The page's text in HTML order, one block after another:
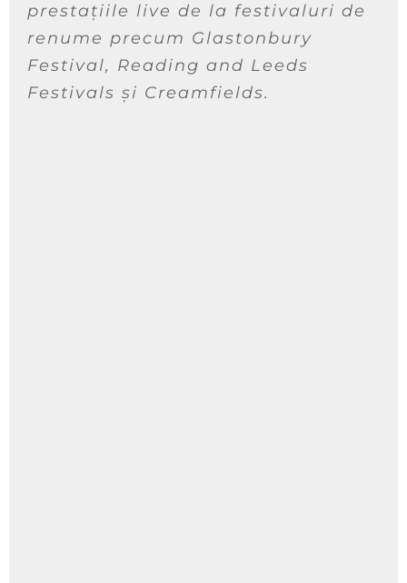
prestațiile live de la festivaluri de
renume precum Glastonbury
Festival, Reading and Leeds
Festivals și Creamfields.